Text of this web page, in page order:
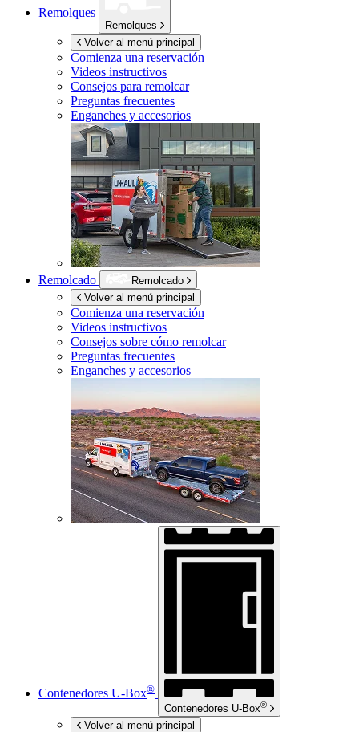
Remolques
Remolques
Volver al menú principal
Comienza una reservación
Videos instructivos
Consejos para remolcar
Preguntas frecuentes
Enganches y accesorios
Remolcado
Remolcado
Volver al menú principal
Comienza una reservación
Videos instructivos
Consejos sobre cómo remolcar
Preguntas frecuentes
Enganches y accesorios
Contenedores U-Box®
Contenedores U-Box®
Volver al menú principal